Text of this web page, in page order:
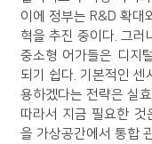
이에 정부는 R&D 확대
혁을 추진 중이다. 그러
중소형 어가들은 디지
되기 쉽다. 기본적인 센
용하겠다는 전략은 실
따라서 지금 필요한
을 가상공간에서 통합